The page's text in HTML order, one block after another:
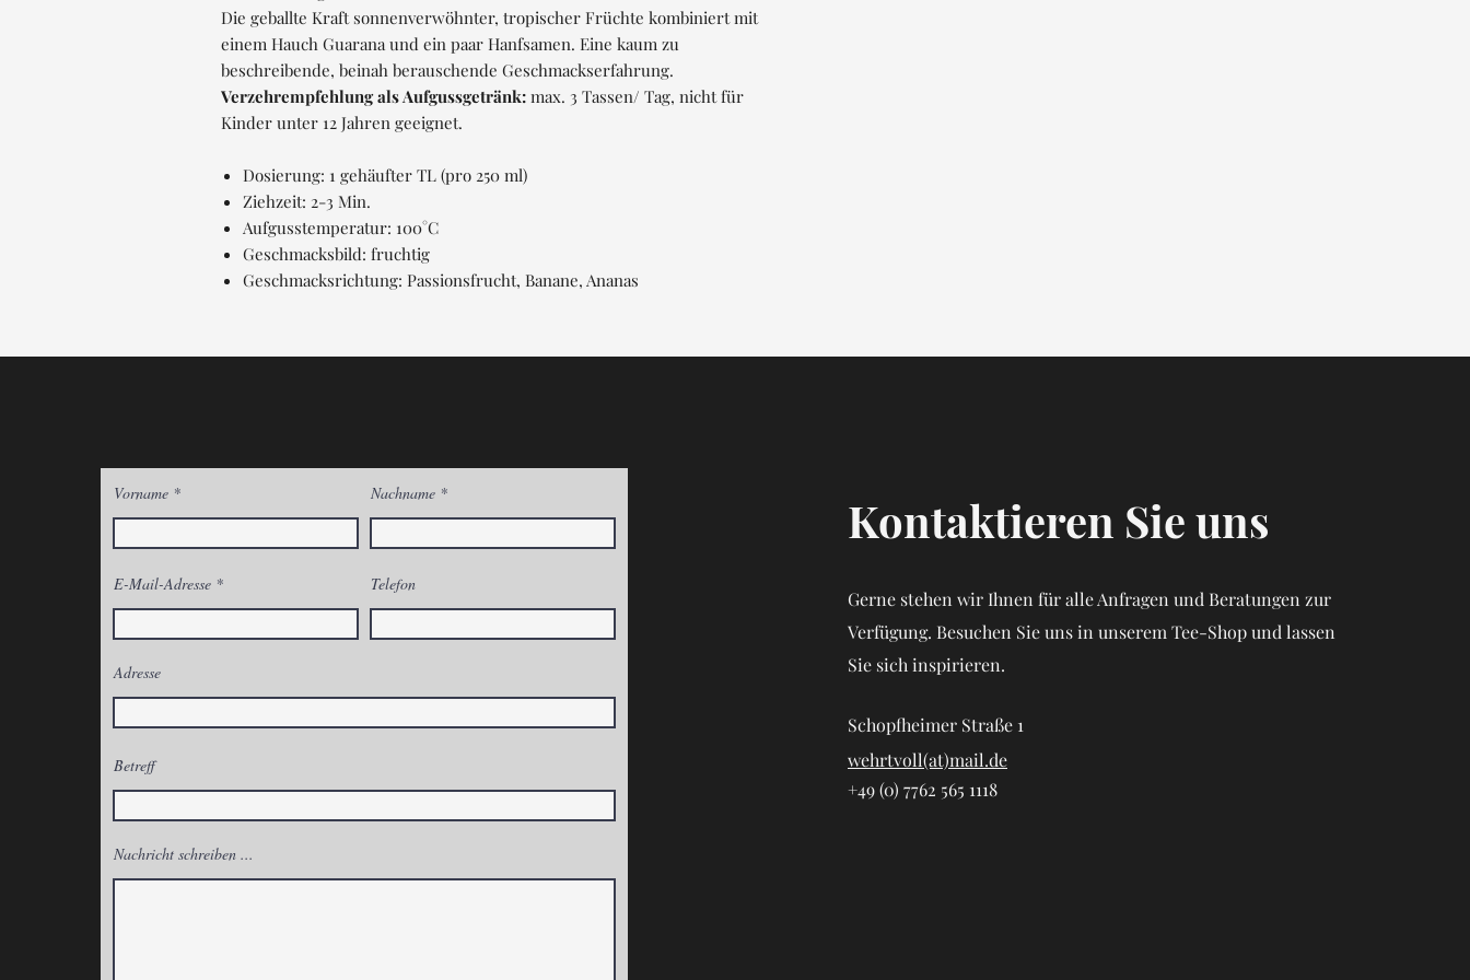
Die geballte Kraft sonnenverwöhnter, tropischer Früchte kombiniert mit
einem Hauch Guarana und ein paar Hanfsamen. Eine kaum zu
beschreibende, beinah berauschende Geschmackserfahrung.
Verzehrempfehlung als Aufgussgetränk: max. 3 Tassen/ Tag, nicht für
Kinder unter 12 Jahren geeignet.
Dosierung: 1 gehäufter TL (pro 250 ml)
Ziehzeit: 2-3 Min.
Aufgusstemperatur: 100°C
Geschmacksbild: fruchtig
Geschmacksrichtung: Passionsfrucht, Banane, Ananas
Vorname Nachname
E-Mail-Adresse Telefon
Adresse
Betreff
Nachricht schreiben ...
Kontaktieren Sie uns
Gerne stehen wir Ihnen für alle Anfragen und Beratungen zur
Verfügung. Besuchen Sie uns in unserem Tee-Shop und lassen
Sie sich inspirieren.
Schopfheimer Straße 1
wehrtvoll(at)mail.de
+49 (0) 7762 565 1118